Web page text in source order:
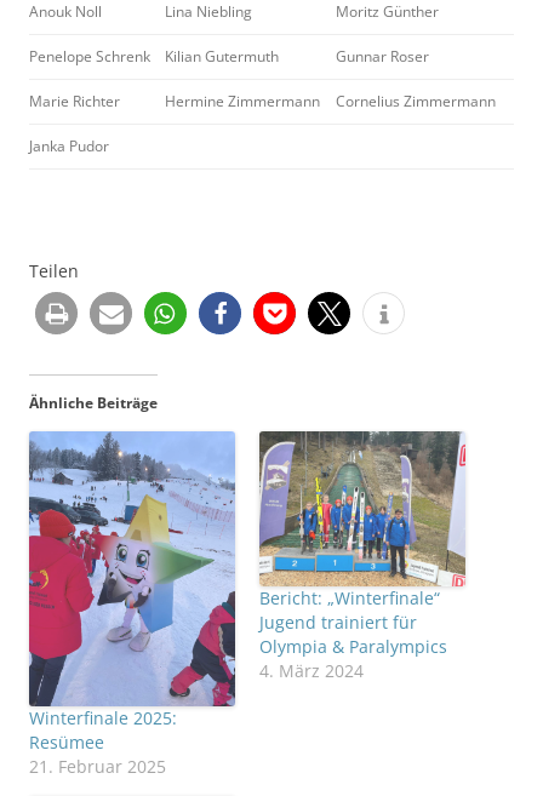
Anouk Noll Lina Niebling Moritz Günther
Penelope Schrenk Kilian Gutermuth Gunnar Roser
Marie Richter Hermine Zimmermann Cornelius Zimmermann
Janka Pudor
Teilen
Ähnliche Beiträge
Winterfinale 2025:
Resümee
21. Februar 2025
Bericht: „Winterfinale“
Jugend trainiert für
Olympia & Paralympics
4. März 2024